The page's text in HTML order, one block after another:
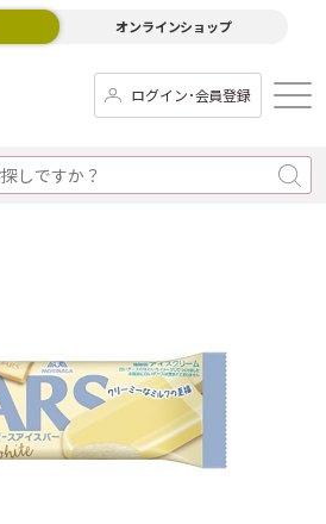
オンラインショップ
ログイン･会員登録